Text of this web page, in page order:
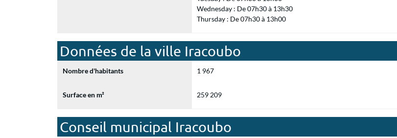
Wednesday : De 07h30 à 13h30
Thursday : De 07h30 à 13h00
Données de la ville Iracoubo
Nombre d'habitants 1 967
Surface en m² 259 209
Conseil municipal Iracoubo